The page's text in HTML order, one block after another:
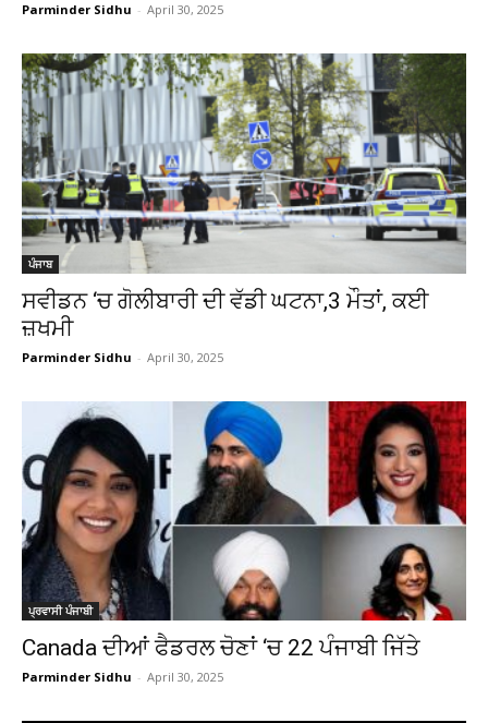
Parminder Sidhu - April 30, 2025
ਪੰਜਾਬ
ਸਵੀਡਨ ‘ਚ ਗੋਲੀਬਾਰੀ ਦੀ ਵੱਡੀ ਘਟਨਾ,3 ਮੌਤਾਂ, ਕਈ
ਜ਼ਖਮੀ
Parminder Sidhu - April 30, 2025
ਪ੍ਰਵਾਸੀ ਪੰਜਾਬੀ
Canada ਦੀਆਂ ਫੈਡਰਲ ਚੋਣਾਂ ‘ਚ 22 ਪੰਜਾਬੀ ਜਿੱਤੇ
Parminder Sidhu - April 30, 2025